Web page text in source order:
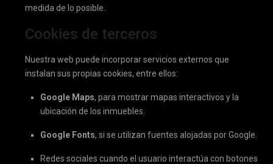
medida de lo posible.
Cookies de terceros
Nuestra web puede incorporar servicios externos que
instalan sus propias cookies, entre ellos:
Google Maps, para mostrar mapas interactivos y la
ubicación de los inmuebles.
Google Fonts, si se utilizan fuentes alojadas por Google.
Redes sociales cuando el usuario interactúa con botones